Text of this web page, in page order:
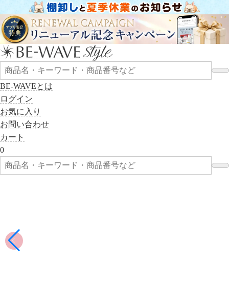
BE-WAVEとは
ログイン
お気に入り
お問い合わせ
カート
0